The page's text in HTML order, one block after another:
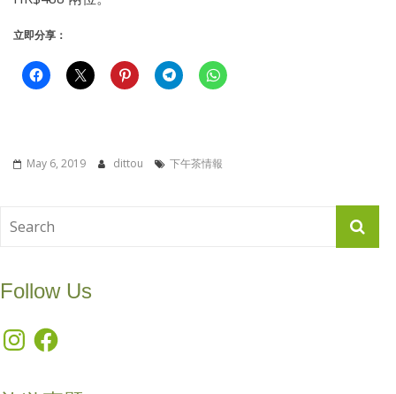
立即分享：
May 6, 2019 dittou 下午茶情報
Follow Us
InstagramFacebook